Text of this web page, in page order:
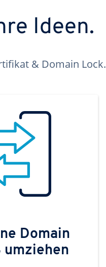
Ideen.
& Domain Lock.
Domain
umziehen